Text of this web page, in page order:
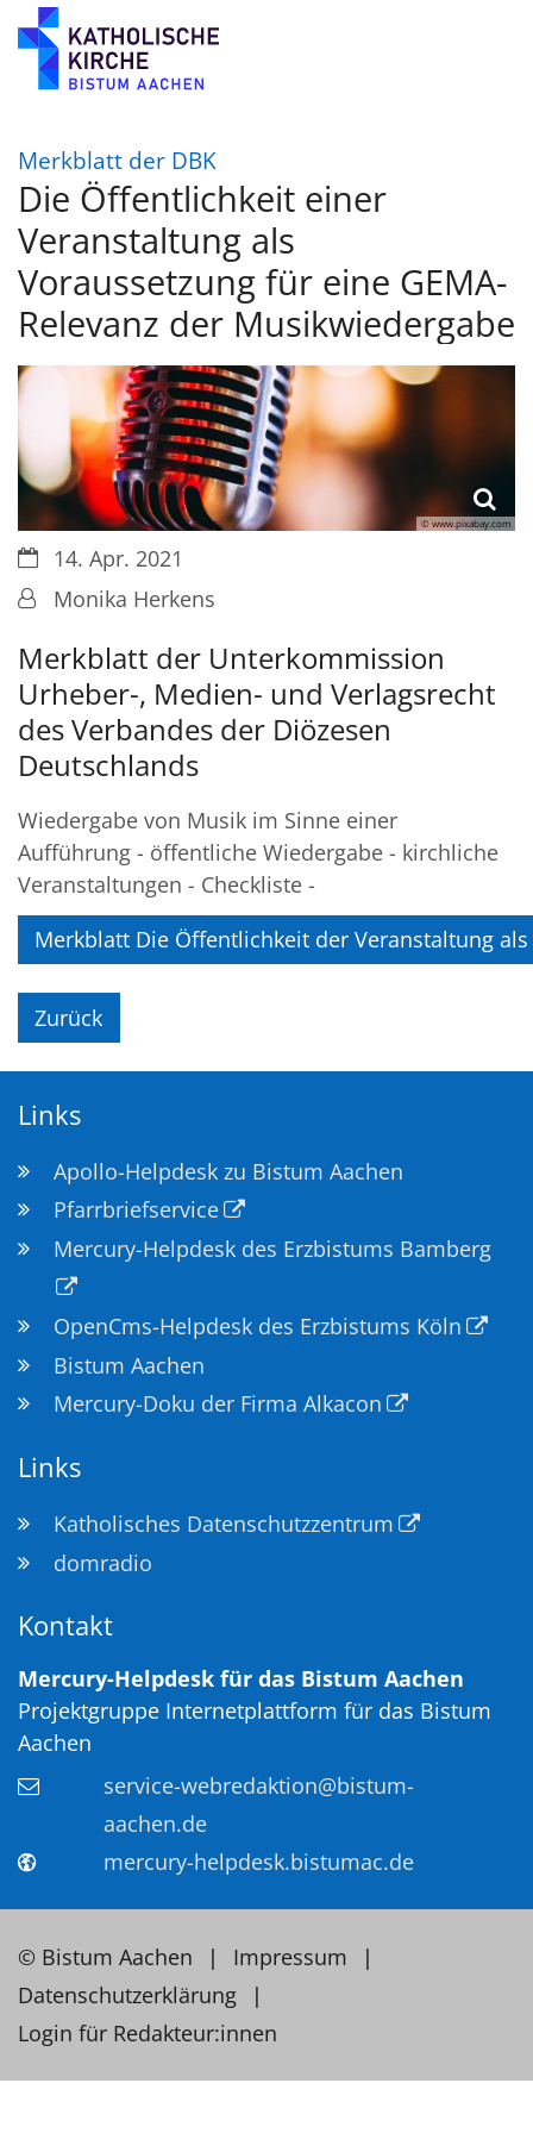
Zum Inhalt springen
Merkblatt der DBK:
Die Öffentlichkeit einer
Veranstaltung als
Voraussetzung für eine GEMA-
Relevanz der Musikwiedergabe
© www.pixabay.com
Datum:14. Apr. 2021
Von:Monika Herkens
Merkblatt der Unterkommission
Urheber-, Medien- und Verlagsrecht
des Verbandes der Diözesen
Deutschlands
Wiedergabe von Musik im Sinne einer
Aufführung - öffentliche Wiedergabe - kirchliche
Veranstaltungen - Checkliste -
Merkblatt Die Öffentlichkeit der Veranstaltung
Zurück
Links
Apollo-Helpdesk zu Bistum Aachen
Pfarrbriefservice
Mercury-Helpdesk des Erzbistums Bamberg
OpenCms-Helpdesk des Erzbistums Köln
Bistum Aachen
Mercury-Doku der Firma Alkacon
Links
Katholisches Datenschutzzentrum
domradio
Kontakt
Mercury-Helpdesk für das Bistum Aachen
Projektgruppe Internetplattform für das Bistum
Aachen
service-webredaktion@bistum-
aachen.de
mercury-helpdesk.bistumac.de
© Bistum Aachen
Impressum
Datenschutzerklärung
Login für Redakteur:innen